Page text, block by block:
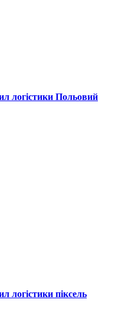
логістики Польовий
піксель